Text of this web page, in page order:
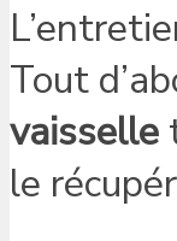
Tout
vaisselle
le